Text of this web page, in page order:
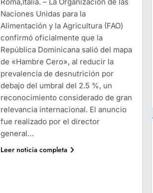
Naciones Unidas para la
Alimentación y la Agricultura (FAO)
confirmó oficialmente que la
República Dominicana salió del mapa
de «Hambre Cero», al reducir la
prevalencia de desnutrición por
debajo del umbral del 2.5 %, un
reconocimiento considerado de gran
relevancia internacional. El anuncio
fue realizado por el director
general…
Leer noticia completa